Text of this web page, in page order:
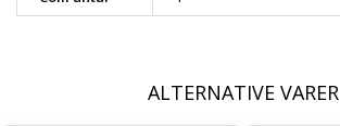
ALTERNATIVE VARER